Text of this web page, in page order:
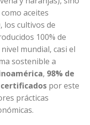
aceites
los cultivos de
100% de
mundial, casi el
sostenible a
, 98% de
por este
prácticas